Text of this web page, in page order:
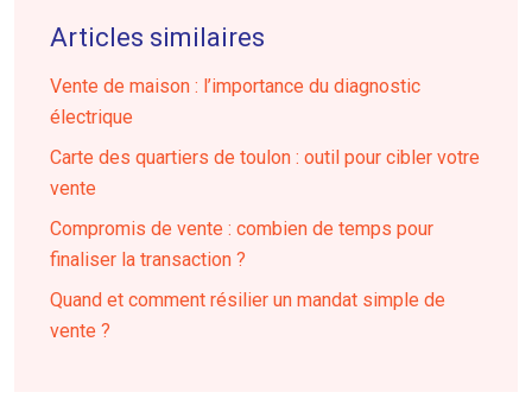
Articles similaires
Vente de maison : l’importance du diagnostic
électrique
Carte des quartiers de toulon : outil pour cibler votre
vente
Compromis de vente : combien de temps pour
finaliser la transaction ?
Quand et comment résilier un mandat simple de
vente ?